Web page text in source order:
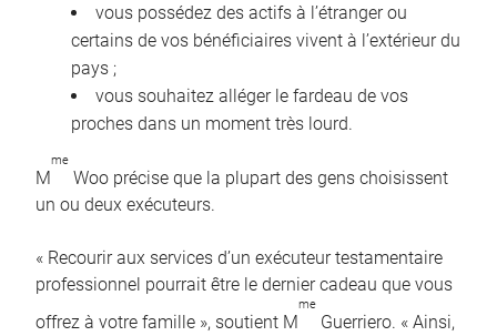
vous possédez des actifs à l’étranger ou
certains de vos bénéficiaires vivent à l’extérieur du
pays ;
vous souhaitez alléger le fardeau de vos
proches dans un moment très lourd.
M
me
Woo précise que la plupart des gens choisissent
un ou deux exécuteurs.
« Recourir aux services d’un exécuteur testamentaire
professionnel pourrait être le dernier cadeau que vous
offrez à votre famille », soutient M
me
Guerriero. « Ainsi,